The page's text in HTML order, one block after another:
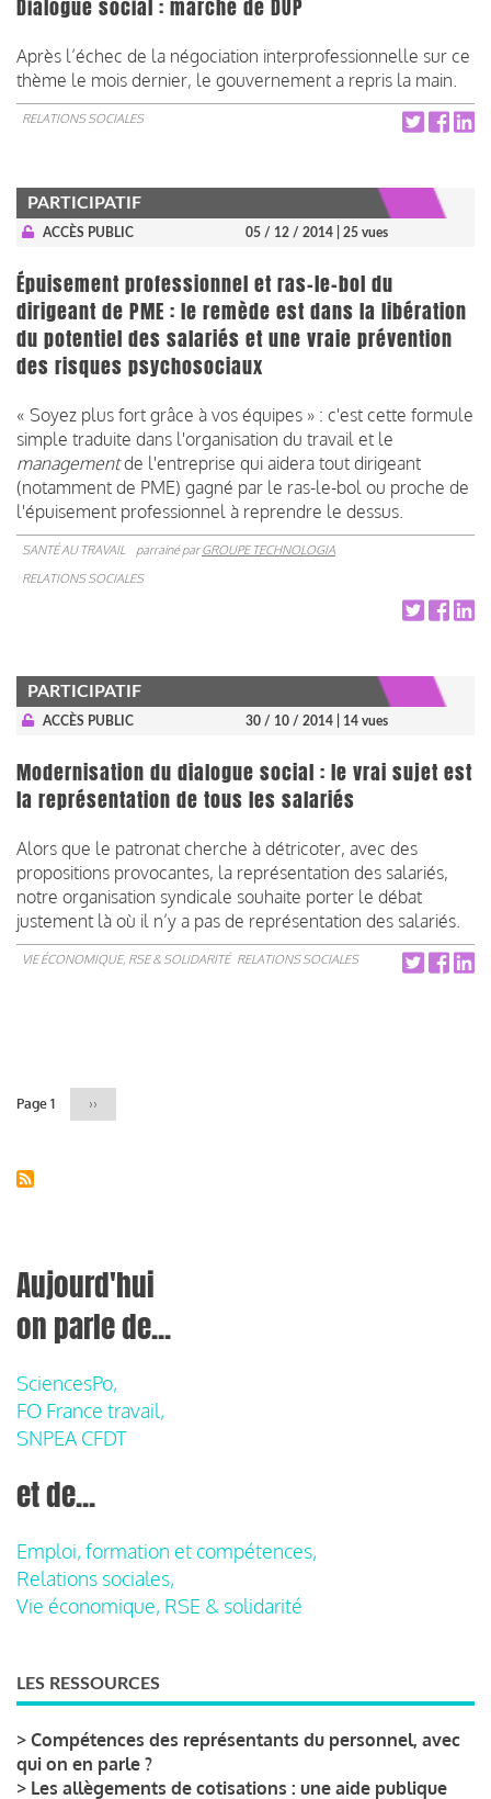
Dialogue social : marché de DUP
Après l’échec de la négociation interprofessionnelle sur ce
thème le mois dernier, le gouvernement a repris la main.
RELATIONS SOCIALES
PARTICIPATIF
ACCÈS PUBLIC 05 / 12 / 2014 | 25 vues
Épuisement professionnel et ras-le-bol du
dirigeant de PME : le remède est dans la libération
du potentiel des salariés et une vraie prévention
des risques psychosociaux
« Soyez plus fort grâce à vos équipes » : c'est cette formule
simple traduite dans l'organisation du travail et le
managementde l'entreprise qui aidera tout dirigeant
(notamment de PME) gagné par le ras-le-bol ou proche de
l'épuisement professionnel à reprendre le dessus.
SANTÉ AU TRAVAIL parrainé parGROUPE TECHNOLOGIA
RELATIONS SOCIALES
PARTICIPATIF
ACCÈS PUBLIC 30 / 10 / 2014 | 14 vues
Modernisation du dialogue social : le vrai sujet est
la représentation de tous les salariés
Alors que le patronat cherche à détricoter, avec des
propositions provocantes, la représentation des salariés,
notre organisation syndicale souhaite porter le débat
justement là où il n’y a pas de représentation des salariés.
VIE ÉCONOMIQUE, RSE & SOLIDARITÉ RELATIONS SOCIALES
Page 1
Page
››
Aujourd'hui
on parle de...
SciencesPo,
FO France travail,
SNPEA CFDT
et de...
Emploi, formation et compétences,
Relations sociales,
Vie économique, RSE & solidarité
LES RESSOURCES
> Compétences des représentants du personnel, avec
qui on en parle ?
> Les allègements de cotisations : une aide publique